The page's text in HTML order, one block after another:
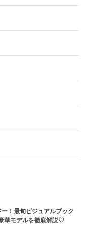
ー！最旬ビジュアルブック
華モデルを徹底解説♡